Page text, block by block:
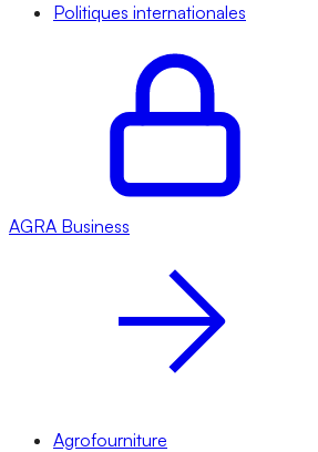
Politiques internationales
AGRA Business
Agrofourniture